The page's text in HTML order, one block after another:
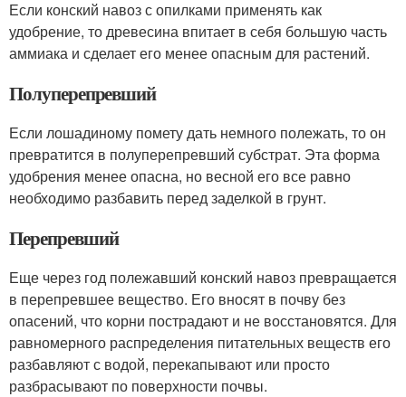
Если конский навоз с опилками применять как
удобрение, то древесина впитает в себя большую часть
аммиака и сделает его менее опасным для растений.
Полуперепревший
Если лошадиному помету дать немного полежать, то он
превратится в полуперепревший субстрат. Эта форма
удобрения менее опасна, но весной его все равно
необходимо разбавить перед заделкой в грунт.
Перепревший
Еще через год полежавший конский навоз превращается
в перепревшее вещество. Его вносят в почву без
опасений, что корни пострадают и не восстановятся. Для
равномерного распределения питательных веществ его
разбавляют с водой, перекапывают или просто
разбрасывают по поверхности почвы.